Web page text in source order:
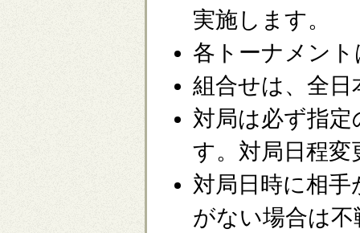
実施します。
各トーナメン
組合せは、全
対局は必ず指
す。対局日程
対局日時に相
がない場合は